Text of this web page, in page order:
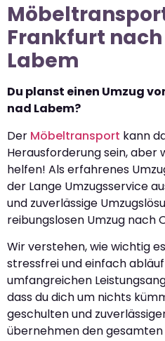
Frankfurt nach
Labem
Du planst einen Umzug
nad Labem?
Der Möbeltransport kann
Herausforderung sein, aber
helfen! Als erfahrenes
der Lange Umzugsservice
und zuverlässige
reibungslosen Umzug nach
Wir verstehen, wie wichtig
stressfrei und einfach
umfangreichen
dass du dich um nichts
geschulten und
übernehmen den